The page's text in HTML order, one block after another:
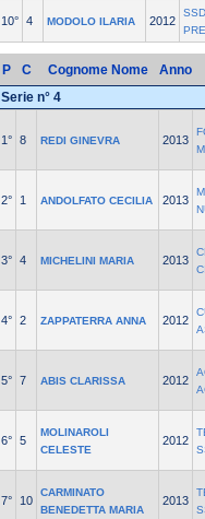
10° 4 MODOLO ILARIA 2012
P C Cognome Nome
Anno
Serie n° 4
1° 8 REDI GINEVRA 2013
2° 1 ANDOLFATO CECILIA 2013
3° 4 MICHELINI MARIA 2013
4° 2 ZAPPATERRA ANNA 2012
5° 7 ABIS CLARISSA 2012
6° 5
MOLINAROLI
CELESTE
2012
7° 10
CARMINATO
BENEDETTA MARIA
2013